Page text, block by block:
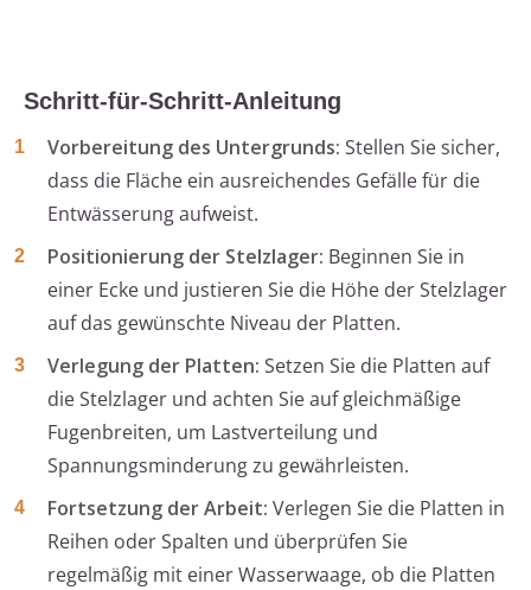
Schritt-für-Schritt-Anleitung
Vorbereitung des Untergrunds: Stellen Sie sicher,
dass die Fläche ein ausreichendes Gefälle für die
Entwässerung aufweist.
Positionierung der Stelzlager: Beginnen Sie in
einer Ecke und justieren Sie die Höhe der Stelzlager
auf das gewünschte Niveau der Platten.
Verlegung der Platten: Setzen Sie die Platten auf
die Stelzlager und achten Sie auf gleichmäßige
Fugenbreiten, um Lastverteilung und
Spannungsminderung zu gewährleisten.
Fortsetzung der Arbeit: Verlegen Sie die Platten in
Reihen oder Spalten und überprüfen Sie
regelmäßig mit einer Wasserwaage, ob die Platten